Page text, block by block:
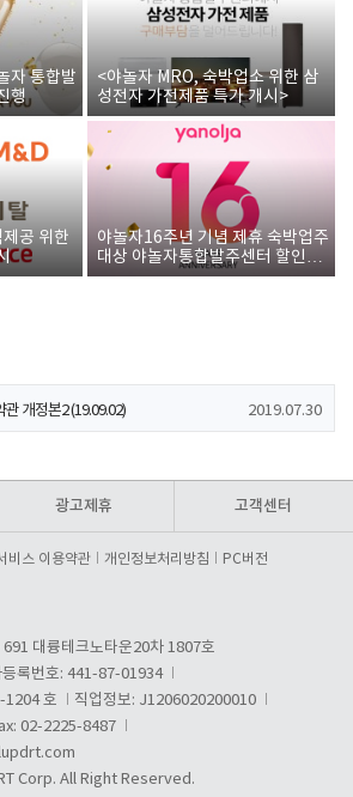
자 통합발
행
<야놀자 MRO, 숙박업소 위한 삼
성전자 가전제품 특가 개시>
공 위한
야놀자16주년 기념 제휴 숙박업주
대상 야놀자통합발주센터 할인쿠
폰 증정
정본1 (19.09.02)
개정본2 (19.09.02) 2019.07.30
광고제휴 고객센터
비스 이용약관 개인정보처리방침 PC버전
대륭테크노타운20차 1807호
등록번호: 441-87-01934
1204 호
직업정보: J1206020200010
02-2225-8487
Corp. All Right Reserved.